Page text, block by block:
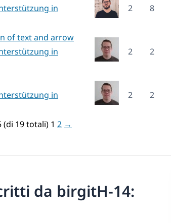
in
2 8
of text and arrow
in
2 2
in
2 2
(di 19 totali) 1 2 →
da birgitH-14: